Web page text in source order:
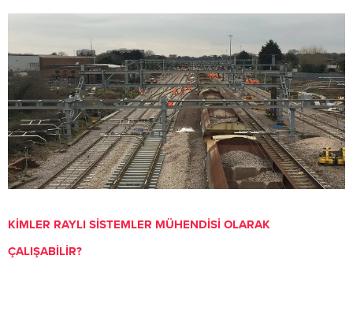
KİMLER RAYLI SİSTEMLER MÜHENDİSİ OLARAK
ÇALIŞABİLİR?